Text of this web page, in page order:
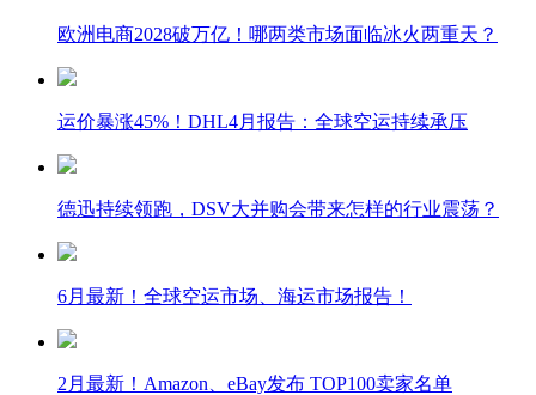
欧洲电商2028破万亿！哪两类市场面临冰火两重天？
运价暴涨45%！DHL4月报告：全球空运持续承压
德迅持续领跑，DSV大并购会带来怎样的行业震荡？
6月最新！全球空运市场、海运市场报告！
2月最新！Amazon、eBay发布 TOP100卖家名单